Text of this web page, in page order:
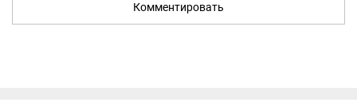
Комментировать